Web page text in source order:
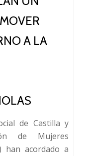
A LA
de Castilla y
de Mujeres
han acordado a